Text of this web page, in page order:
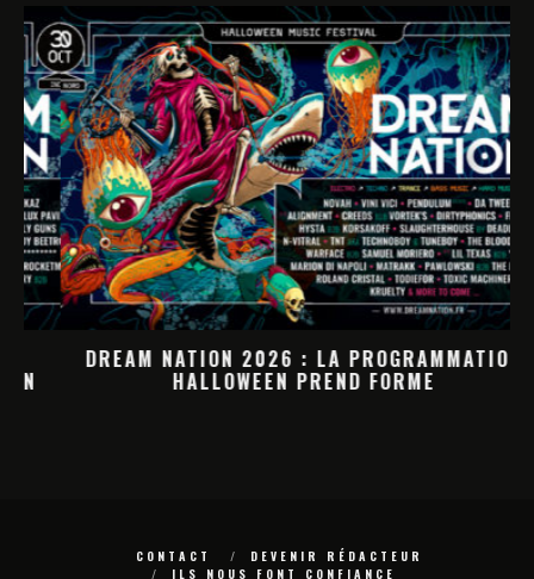
DREAM NATION 2026 : LA PROGRAMMATION
HALLOWEEN PREND FORME
CONTACT
DEVENIR RÉDACTEUR
ILS NOUS FONT CONFIANCE